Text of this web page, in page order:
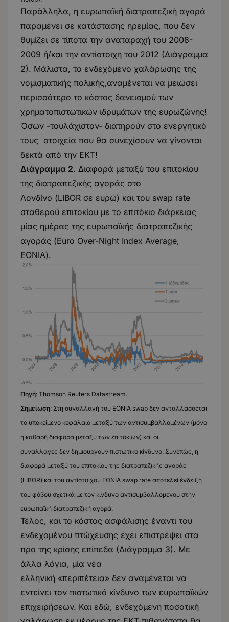
Παράλληλα, η ευρωπαϊκή διατραπεζική αγορά
παραμένει σε κατάστασης ηρεμίας, που δεν
θυμίζει σε τίποτα την αναταραχή του 2008-
2009 ή/και την αντίστοιχη του 2012 (Διάγραμμα
2). Μάλιστα, το ενδεχόμενο χαλάρωσης της
νομισματικής πολικής,αναμένεται να μειώσει
περισσότερο το κόστος δανεισμού των
χρηματοπιστωτικών ιδρυμάτων της ευρωζώνης!
Όσων -τουλάχιστον- διατηρούν στο ενεργητικό
τους στοιχεία που θα συνεχίσουν να γίνονται
δεκτά από την ΕΚΤ!
Διάγραμμα 2. Διαφορά μεταξύ του επιτοκίου
της διατραπεζικής αγοράς στο
Λονδίνο (LIBOR σε ευρώ) και του swap rate
σταθερού επιτοκίου με το επιτόκιο διάρκειας
μίας ημέρας της ευρωπαϊκής διατραπεζικής
αγοράς (Euro Over-Night Index Average,
EONIA).
Πηγή: Thomson Reuters Datastream.
Σημείωση: Στη συναλλαγή του EONIA swap δεν ανταλλάσσεται
το υποκείμενο κεφάλαιο μεταξύ των αντισυμβαλλομένων (μόνο
η καθαρή διαφορά μεταξύ των επιτοκίων) και οι
συναλλαγές δεν δημιουργούν πιστωτικό κίνδυνο. Συνεπώς, η
διαφορά μεταξύ του επιτοκίου της διατραπεζικής αγοράς
(LIBOR) και του αντίστοιχου EONIA swap rate αποτελεί ένδειξη
του φόβου σχετικά με τον κίνδυνο αντισυμβαλλόμενου στην
ευρωπαϊκή διατραπεζική αγορά.
Τέλος, και το κόστος ασφάλισης έναντι του
ενδεχομένου πτώχευσης έχει επιστρέψει στα
προ της κρίσης επίπεδα (Διάγραμμα 3). Με
άλλα λόγια, μία νέα
ελληνική «περιπέτεια» δεν αναμένεται να
εντείνει τον πιστωτικό κίνδυνο των ευρωπαϊκών
επιχειρήσεων. Και εδώ, ενδεχόμενη ποσοτική